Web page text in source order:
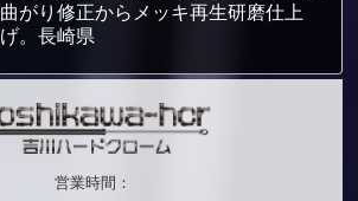
曲がり修正からメッキ再生研磨仕上
げ。長崎県
営業時間：